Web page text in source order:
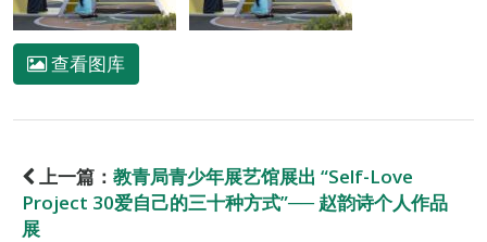
查看图库
上一篇： 教青局青少年展艺馆展出 “Self-Love
Project 30爱自己的三十种方式”── 赵韵诗个人作品
展